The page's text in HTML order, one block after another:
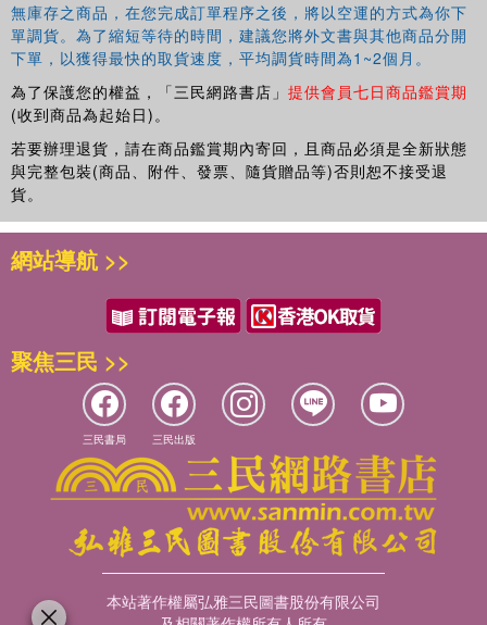
無庫存之商品，在您完成訂單程序之後，將以空運的方式為你下
單調貨。為了縮短等待的時間，建議您將外文書與其他商品分開
下單，以獲得最快的取貨速度，平均調貨時間為1~2個月。
為了保護您的權益，「三民網路書店」 提供會員七日商品鑑賞期
(收到商品為起始日)。
若要辦理退貨，請在商品鑑賞期內寄回，且商品必須是全新狀態
與完整包裝(商品、附件、發票、隨貨贈品等)否則恕不接受退
貨。
網站導航 >>
聚焦三民 >>
三民書局 三民出版
本站著作權屬弘雅三民圖書股份有限公司